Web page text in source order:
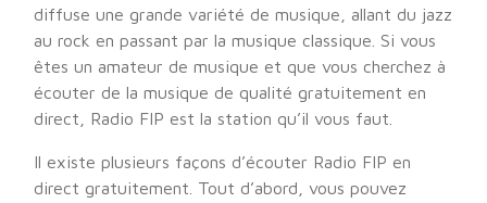
diffuse une grande variété de musique, allant du jazz
au rock en passant par la musique classique. Si vous
êtes un amateur de musique et que vous cherchez à
écouter de la musique de qualité gratuitement en
direct, Radio FIP est la station qu’il vous faut.
Il existe plusieurs façons d’écouter Radio FIP en
direct gratuitement. Tout d’abord, vous pouvez